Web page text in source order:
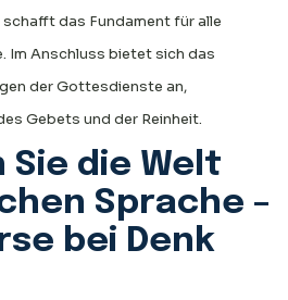
das Fundament für alle
Im Anschluss bietet sich das
der Gottesdienste an,
Gebets und der Reinheit.
Sie die Welt
Sprache –
bei Denk